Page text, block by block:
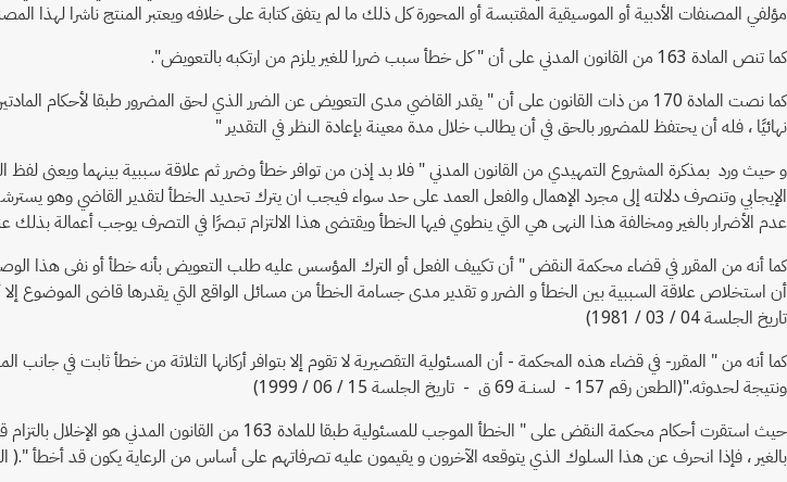
مؤلفي المصنفات الأدبية أو الموسيقية المقتبسة أو المحورة كل ذلك ما لم يتفق كتابة على خلافه ويعتبر المنتج ناشرا
كما تنص المادة 163 من القانون المدني على أن " كل خطأ سبب ضررا للغير يلزم من ارتكبه بالتعويض".
نهائيًا ، فله أن يحتفظ للمضرور بالحق في أن يطالب خلال مدة معينة بإعادة النظر في التقدير "
و حيث ورد بمذكرة المشروع التمهيدي من القانون المدني " فلا بد إذن من توافر خطأ وضرر ثم علاقة سببية بينهما ويعنى لفظ
الإيجابي وتنصرف دلالته إلى مجرد الإهمال والفعل العمد على حد سواء فيجب ان يترك تحديد الخطأ لتقدير القاضي وهو
عدم الأضرار بالغير ومخالفة هذا النهى هي التي ينطوي فيها الخطأ ويقتضى هذا الالتزام تبصرًا في التصرف يوجب أعمالة بذلك
كما أنه من المقرر في قضاء محكمة النقض " أن تكييف الفعل أو الترك المؤسس عليه طلب التعويض بأنه خطأ أو نفى هذا
تاريخ الجلسة 04 / 03 / 1981)
كما أنه من " المقرر- في قضاء هذه المحكمة - أن المسئولية التقصيرية لا تقوم إلا بتوافر أركانها الثلاثة من خطأ ثابت في
ونتيجة لحدوثه."(الطعن رقم 157 - لسنــة 69 ق - تاريخ الجلسة 15 / 06 / 1999)
حيث استقرت أحكام محكمة النقض على " الخطأ الموجب
بالغير ، فإذا انحرف عن هذا السلوك الذي يتوقعه الآخرون و يقيمون عليه تصرفاتهم على أساس من الرعاية يكون قد أخطأ ".( الطعن رقم 336 لسنة 43 ق